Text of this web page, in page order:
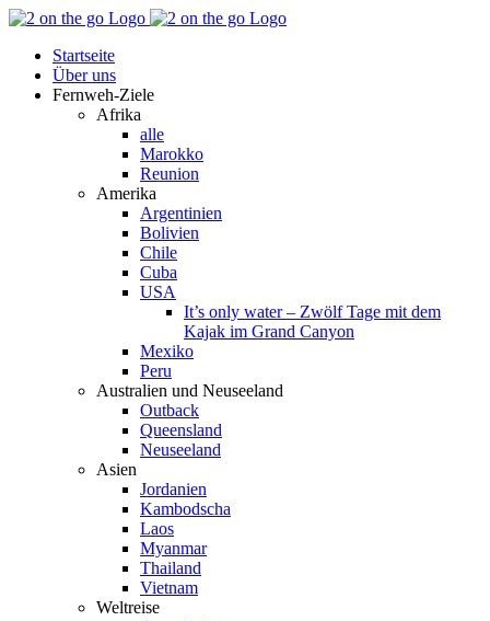
Zum
springen
Facebook
YouTube
Instagram
Pinterest
Rss
Startseite
Über uns
Fernweh-Ziele
Afrika
alle
Marokko
Reunion
Amerika
Argentinien
Bolivien
Chile
Cuba
USA
It’s only water – Zwölf Tage mit dem
Kajak im Grand Canyon
Mexiko
Peru
Australien und Neuseeland
Outback
Queensland
Neuseeland
Asien
Jordanien
Kambodscha
Laos
Myanmar
Thailand
Vietnam
Weltreise